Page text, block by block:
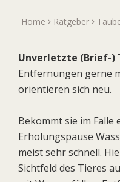
Home Ratgeber
Unverletzte (Brief-)
Entfernungen gerne
orientieren sich neu.
Bekommt sie im
Erholungspause
meist sehr schnell.
Sichtfeld des Tieres